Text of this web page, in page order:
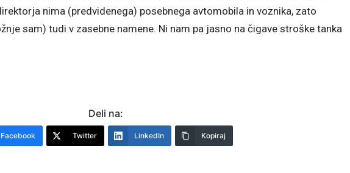
nima (predvidenega) posebnega avtomobila in voznika, zato
sam) tudi v zasebne namene. Ni nam pa jasno na čigave stroške tanka
Deli na:
Facebook Twitter LinkedIn Kopiraj